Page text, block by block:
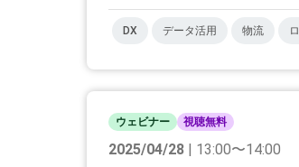
DX データ活用 物流
ウェビナー 視聴無料
2025/04/28 | 13:00〜14:00